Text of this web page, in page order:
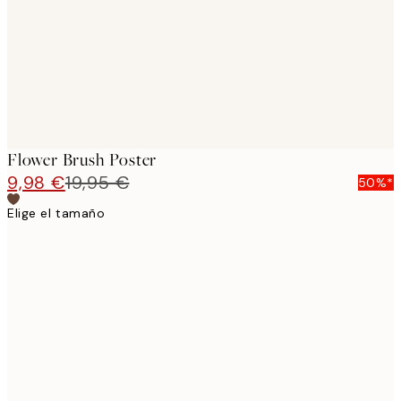
Flower Brush Poster
9,98 €19,95 €
50%*
Elige el tamaño